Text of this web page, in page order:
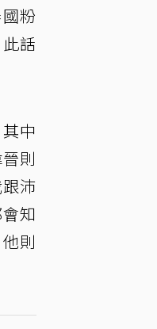
粉
話
中
則
沛
知
則